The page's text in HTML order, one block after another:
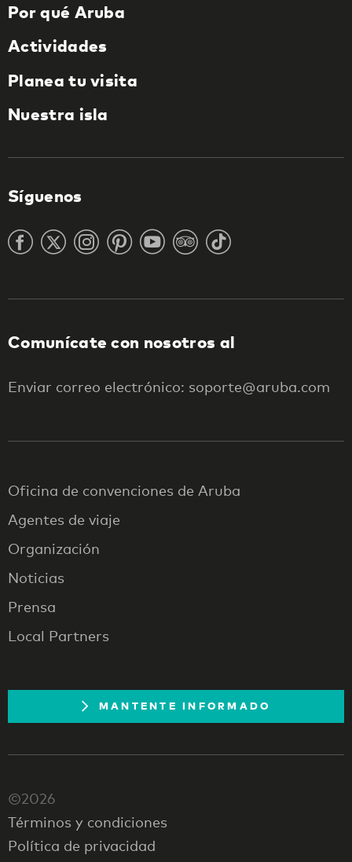
Por qué Aruba
Actividades
Planea tu visita
Nuestra isla
Síguenos
Comunícate con nosotros al
Enviar correo electrónico: soporte@aruba.com
Oficina de convenciones de Aruba
Agentes de viaje
Organización
Noticias
Prensa
Local Partners
MANTENTE INFORMADO
©2026
Términos y condiciones
Política de privacidad